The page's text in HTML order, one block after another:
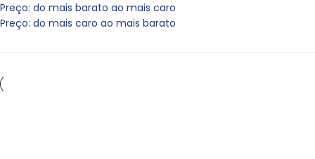
Preço: do mais barato ao mais caro
Preço: do mais caro ao mais barato